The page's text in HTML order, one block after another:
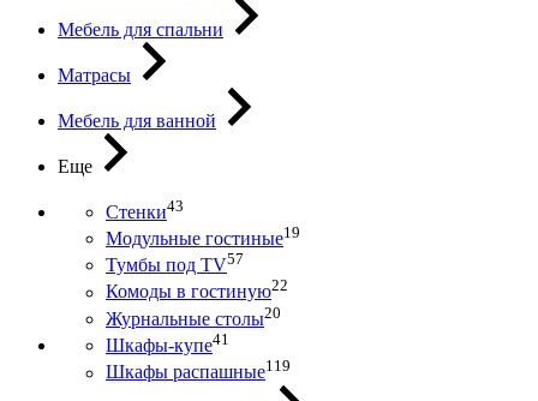
Мебель для спальни
Матрасы
Мебель для ванной
Еще
Стенки43
Модульные гостиные19
Тумбы под ТV57
Комоды в гостиную22
Журнальные столы20
Шкафы-купе41
Шкафы распашные119